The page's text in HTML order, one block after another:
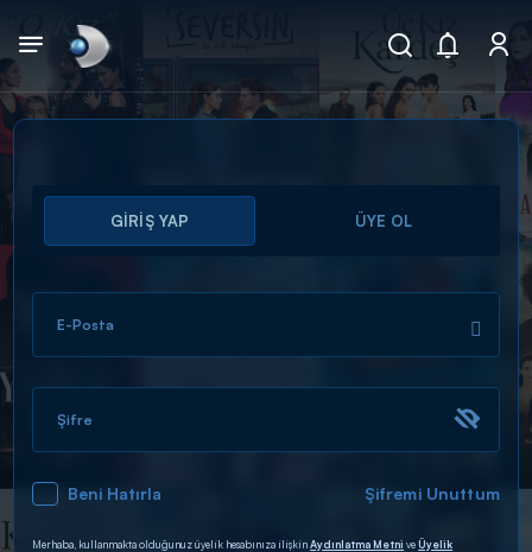
Arama
ARAMA SONUÇLARI
DİĞER SONUÇLAR
GİRİŞ YAP ÜYE OL
E-Posta
Şifre
Beni Hatırla Şifremi Unuttum
Merhaba, kullanmakta olduğunuz üyelik hesabınıza ilişkinAydınlatma Metni veÜyelik